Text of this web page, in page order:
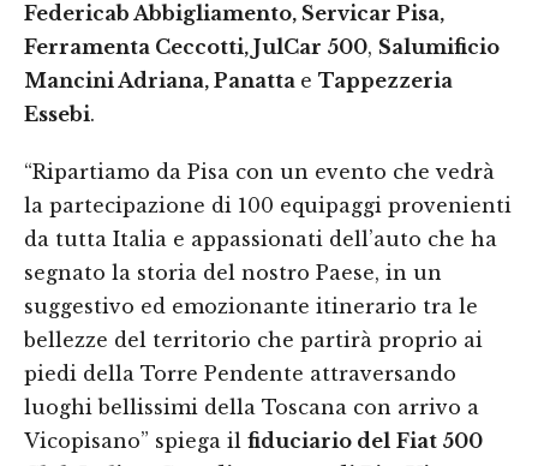
Federicab Abbigliamento, Servicar Pisa,
Ferramenta Ceccotti, JulCar 500, Salumificio
Mancini Adriana, Panatta e Tappezzeria
Essebi.
“Ripartiamo da Pisa con un evento che vedrà
la partecipazione di 100 equipaggi provenienti
da tutta Italia e appassionati dell’auto che ha
segnato la storia del nostro Paese, in un
suggestivo ed emozionante itinerario tra le
bellezze del territorio che partirà proprio ai
piedi della Torre Pendente attraversando
luoghi bellissimi della Toscana con arrivo a
Vicopisano” spiega il fiduciario del Fiat 500